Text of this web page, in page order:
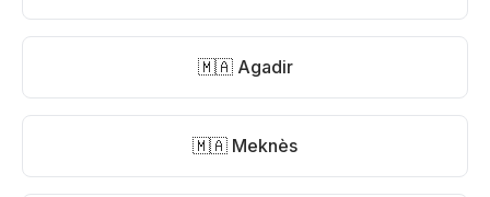
🇲🇦 Agadir
🇲🇦 Meknès